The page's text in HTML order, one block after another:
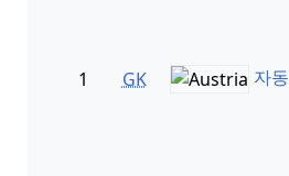
1 GK 자동